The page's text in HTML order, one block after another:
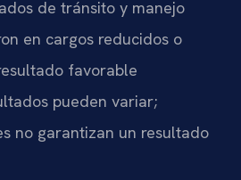
de tránsito y manejo
en cargos reducidos o
favorable
pueden variar;
no garantizan un resultado